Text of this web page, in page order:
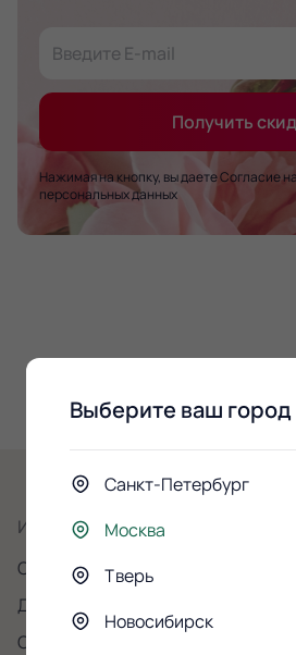
Получить
Нажимая на кнопку, вы даете Согласие
персональных данных
Информация
О компании
Доставка и самовывоз
Оплата
Выберите ваш город
Санкт-Петербург
Москва
Тверь
Новосибирск